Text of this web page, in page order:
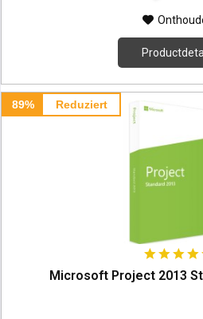
89% Reduziert
Microsoft Project 2013